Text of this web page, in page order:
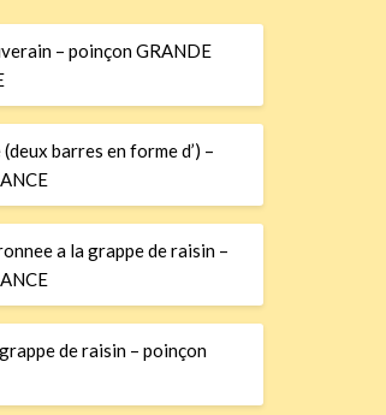
– poinçon GRANDE
barres en forme d’) –
a la grappe de raisin –
de raisin – poinçon